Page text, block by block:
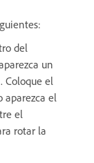
del
un
Coloque el
aparezca el
el
rotar la